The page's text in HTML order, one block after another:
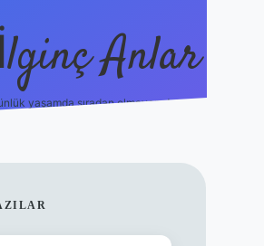
İlginç Anlar
yaşamda sıradan olmayan detaylar.
piabellacasino